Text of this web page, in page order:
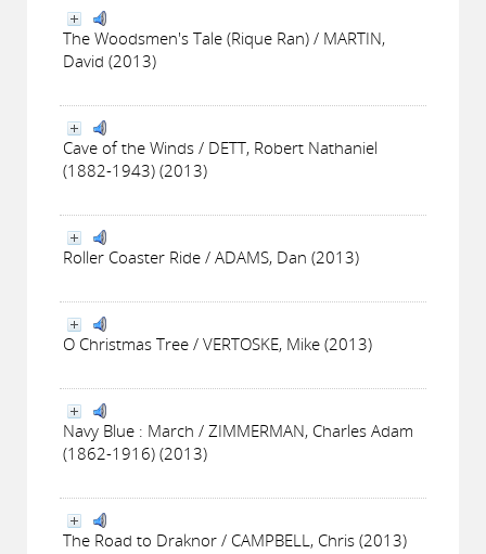
The Woodsmen's Tale (Rique Ran) / MARTIN,
David (2013)
Cave of the Winds / DETT, Robert Nathaniel
(1882-1943) (2013)
Roller Coaster Ride / ADAMS, Dan (2013)
O Christmas Tree / VERTOSKE, Mike (2013)
Navy Blue : March / ZIMMERMAN, Charles Adam
(1862-1916) (2013)
The Road to Draknor / CAMPBELL, Chris (2013)